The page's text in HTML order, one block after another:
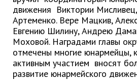
апрель 2026 г.
март 2026 г.
февраль 2026 г.
январь 2026 г.
декабрь 2025 г.
движения Виктории
Артеменко. Вере Мацкив,
Евгению Шилину, Андрею
Моховой. Наградами главы
отмечены многие юнармейцы,
активным участием вносят
развитие юнармейского